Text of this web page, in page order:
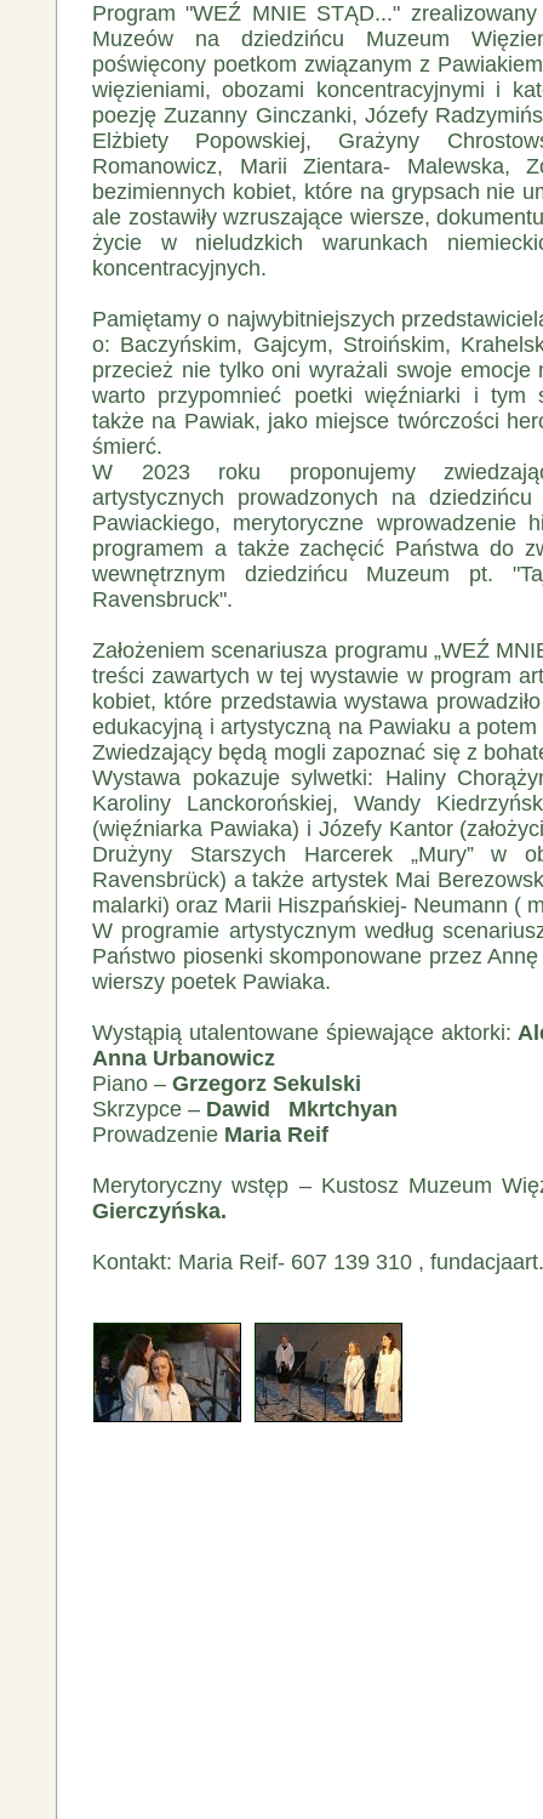
Program "WEŹ MNIE STĄD..."
Muzeów na dziedzińcu Muzeum
poświęcony poetkom związanym z
więzieniami, obozami koncentracyjnymi i
poezję Zuzanny Ginczanki, Józefy
Elżbiety Popowskiej, Grażyny
Romanowicz, Marii Zientara- Malewska,
bezimiennych kobiet, które na grypsach nie
ale zostawiły wzruszające wiersze,
życie w nieludzkich warunkach
koncentracyjnych.
Pamiętamy o najwybitniejszych
o: Baczyńskim, Gajcym, Stroińskim,
przecież nie tylko oni wyrażali swoje emocje
warto przypomnieć poetki więźniarki i tym
także na Pawiak, jako miejsce twórczości
śmierć.
W 2023 roku proponujemy
artystycznych prowadzonych na
Pawiackiego, merytoryczne wprowadzenie
programem a także zachęcić Państwa do
wewnętrznym dziedzińcu Muzeum pt.
Ravensbruck".
Założeniem scenariusza programu „WEŹ
treści zawartych w tej wystawie w program
kobiet, które przedstawia wystawa
edukacyjną i artystyczną na Pawiaku a
Zwiedzający będą mogli zapoznać się z
Wystawa pokazuje sylwetki: Haliny
Karoliny Lanckorońskiej, Wandy
(więźniarka Pawiaka) i Józefy Kantor
Drużyny Starszych Harcerek „Mury” w
Ravensbrück) a także artystek Mai
malarki) oraz Marii Hiszpańskiej- Neumann (
W programie artystycznym według
Państwo piosenki skomponowane przez
wierszy poetek Pawiaka.
Wystąpią utalentowane śpiewające aktorki:
Anna Urbanowicz
Piano – Grzegorz Sekulski
Skrzypce – Dawid Mkrtchyan
Prowadzenie Maria Reif
Merytoryczny wstęp – Kustosz Muzeum
Gierczyńska.
Kontakt: Maria Reif- 607 139 310 ,